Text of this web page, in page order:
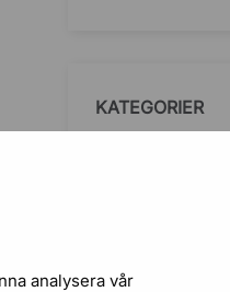
analysera vår
KATEGORIER
Ergonomisk